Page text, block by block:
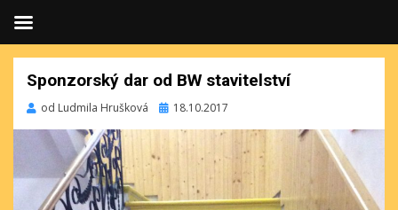
Sponzorský dar od BW stavitelství
od Ludmila Hrušková Publikováno
18.10.2017